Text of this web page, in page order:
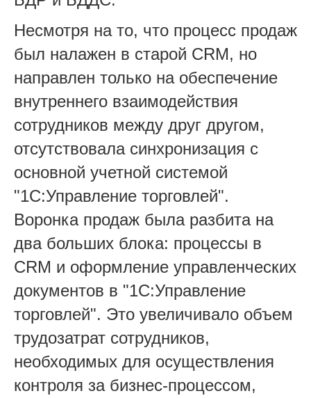
Несмотря на то, что процесс продаж
был налажен в старой CRM, но
направлен только на обеспечение
внутреннего взаимодействия
сотрудников между друг другом,
отсутствовала синхронизация с
основной учетной системой
"1С:Управление торговлей".
Воронка продаж была разбита на
два больших блока: процессы в
CRM и оформление управленческих
документов в "1С:Управление
торговлей". Это увеличивало объем
трудозатрат сотрудников,
необходимых для осуществления
контроля за бизнес-процессом,